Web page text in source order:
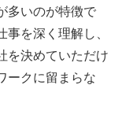
いのが特徴で
を深く理解し、
を決めていただけ
ークに留まらな